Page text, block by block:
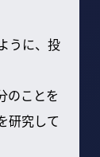
うに、投
のことを
研究して